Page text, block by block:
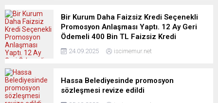
Bir Kurum Daha Faizsiz Kredi Seçenekli
Promosyon Anlaşması Yaptı. 12 Ay Geri
Ödemeli 400 Bin TL Faizsiz Kredi
24.09.2025 iscimemur.net
Hassa Belediyesinde promosyon
sözleşmesi revize edildi